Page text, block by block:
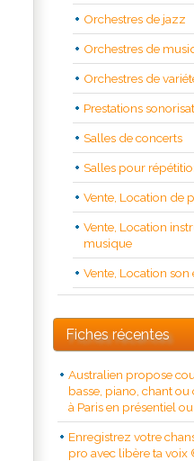
Orchestres de jazz
Orchestres de
Orchestres de
Prestations
Salles de concerts
Salles pour
Vente, Location de
Vente, Location
musique
Vente, Location son
Fiches récentes
Australien propose
basse, piano, chant ou
à Paris en présentiel ou
Enregistrez votre
pro avec libère ta voix